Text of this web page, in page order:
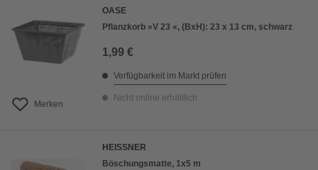
Merken
OASE
Pflanzkorb »V 23 «, (BxH): 23 x 13 cm, schwarz
1,99 €
Verfügbarkeit im Markt prüfen
Nicht online erhältlich
HEISSNER
Böschungsmatte, 1x5 m